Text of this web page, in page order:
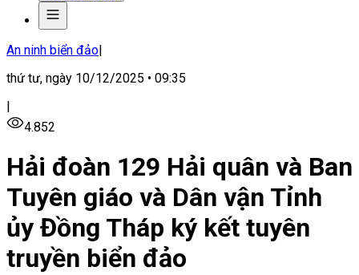
An ninh biển đảo|
thứ tư, ngày 10/12/2025 • 09:35
|
4.852
Hải đoàn 129 Hải quân và Ban
Tuyên giáo và Dân vận Tỉnh
ủy Đồng Tháp ký kết tuyên
truyền biển đảo